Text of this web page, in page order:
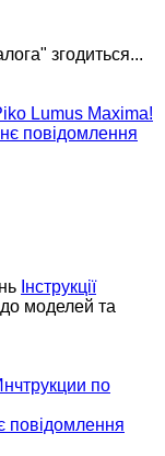
згодиться...
Lumus Maxima!
повідомлення
Інструкції
до моделей та
по
повідомлення